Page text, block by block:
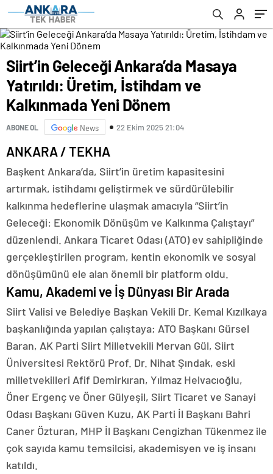
Siirt’in Geleceği Ankara’da Masaya
Yatırıldı: Üretim, İstihdam ve
Kalkınmada Yeni Dönem
ABONE OL News 22 Ekim 2025 21:04
ANKARA / TEKHA
Başkent Ankara’da, Siirt’in üretim kapasitesini
artırmak, istihdamı geliştirmek ve sürdürülebilir
kalkınma hedeflerine ulaşmak amacıyla “Siirt’in
Geleceği: Ekonomik Dönüşüm ve Kalkınma Çalıştayı”
düzenlendi. Ankara Ticaret Odası (ATO) ev sahipliğinde
gerçekleştirilen program, kentin ekonomik ve sosyal
dönüşümünü ele alan önemli bir platform oldu.
Kamu, Akademi ve İş Dünyası Bir Arada
Siirt Valisi ve Belediye Başkan Vekili Dr. Kemal Kızılkaya
başkanlığında yapılan çalıştaya; ATO Başkanı Gürsel
Baran, AK Parti Siirt Milletvekili Mervan Gül, Siirt
Üniversitesi Rektörü Prof. Dr. Nihat Şındak, eski
milletvekilleri Afif Demirkıran, Yılmaz Helvacıoğlu,
Öner Ergenç ve Öner Gülyeşil, Siirt Ticaret ve Sanayi
Odası Başkanı Güven Kuzu, AK Parti İl Başkanı Bahri
Caner Özturan, MHP İl Başkanı Cengizhan Tükenmez ile
çok sayıda kamu temsilcisi, akademisyen ve iş insanı
katıldı.